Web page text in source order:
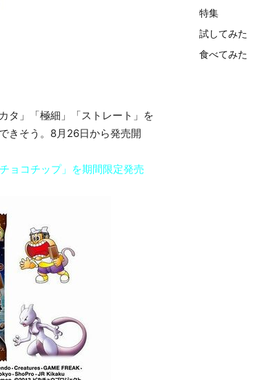
タ」「極細」「ストレート」を
きそう。8月26日から発売開
ョコチップ」を期間限定発売
特集
試してみた
食べてみた